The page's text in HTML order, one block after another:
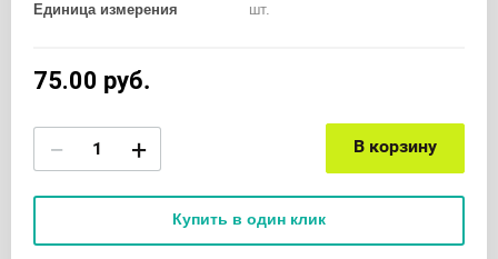
Единица измерения шт.
75.00 руб.
− + В корзину
Купить в один клик